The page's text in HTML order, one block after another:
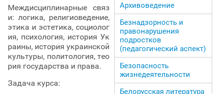
Междисциплинарные связ
и: логика, религиоведение,
этика и эстетика, социолог
ия, психология, история Ук
раины, история украинской
культуры, политология, тео
рия государства и права.
Задача курса:
Архивоведение
Безнадзорность и
правонарушения
подростков
(педагогический аспект)
Безопасность
жизнедеятельности
Белорусская литература